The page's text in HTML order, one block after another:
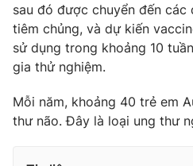
thuận bằng văn bản. Ghi rõ
thông tin từ website này.
sau đó được chuyển đến
tiêm chủng, và dự kiến
sử dụng trong khoảng 10
gia thử nghiệm.
Mỗi năm, khoảng 40 trẻ em
thư não. Đây là loại ung thư